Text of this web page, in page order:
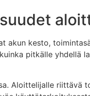
kesto,
pitkälle yhdellä
Aloittelijalle